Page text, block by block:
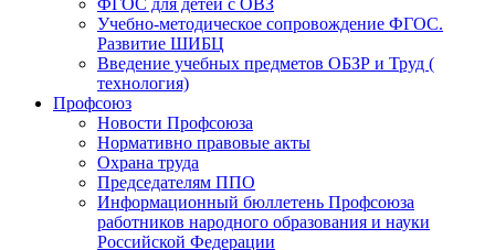
ФГОС для детей с ОВЗ
Учебно-методическое сопровождение ФГОС.
Развитие ШИБЦ
Введение учебных предметов ОБЗР и Труд (
технология)
Профсоюз
Новости Профсоюза
Нормативно правовые акты
Охрана труда
Председателям ППО
Информационный бюллетень Профсоюза
работников народного образования и науки
Российской Федерации